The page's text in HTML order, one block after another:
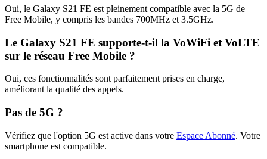
Oui, le Galaxy S21 FE est pleinement compatible avec la 5G de
Free Mobile, y compris les bandes 700MHz et 3.5GHz.
Le Galaxy S21 FE supporte-t-il la VoWiFi et VoLTE
sur le réseau Free Mobile ?
Oui, ces fonctionnalités sont parfaitement prises en charge,
améliorant la qualité des appels.
Pas de 5G ?
Vérifiez que l'option 5G est active dans votre Espace Abonné. Votre
smartphone est compatible.